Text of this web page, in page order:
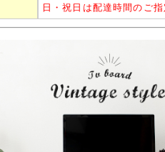
日・祝日は配達時間のご